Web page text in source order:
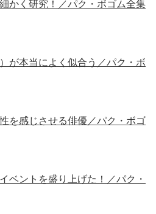
かく研究！／パク・ボゴム全集
が本当によく似合う／パク・ボ
を感じさせる俳優／パク・ボゴ
ベントを盛り上げた！／パク・